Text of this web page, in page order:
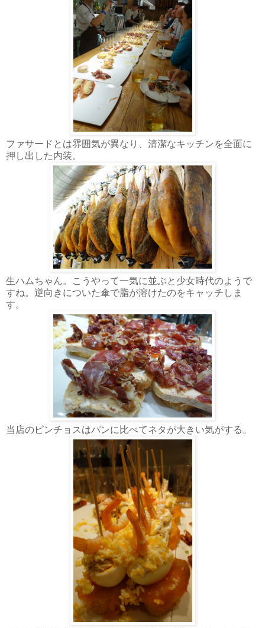
ファサードとは雰囲気が異なり、清潔なキッチンを全面に
押し出した内装。
生ハムちゃん。こうやって一気に並ぶと少女時代のようで
すね。逆向きについた傘で脂が溶けたのをキャッチしま
す。
当店のピンチョスはパンに比べてネタが大きい気がする。